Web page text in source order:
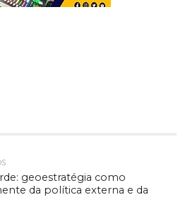
geoestratégia como
da política externa e da